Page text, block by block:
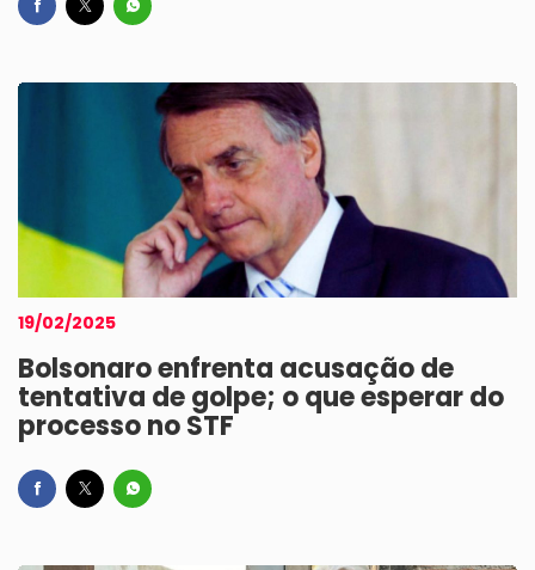
19/02/2025
Bolsonaro enfrenta acusação de
tentativa de golpe; o que esperar do
processo no STF